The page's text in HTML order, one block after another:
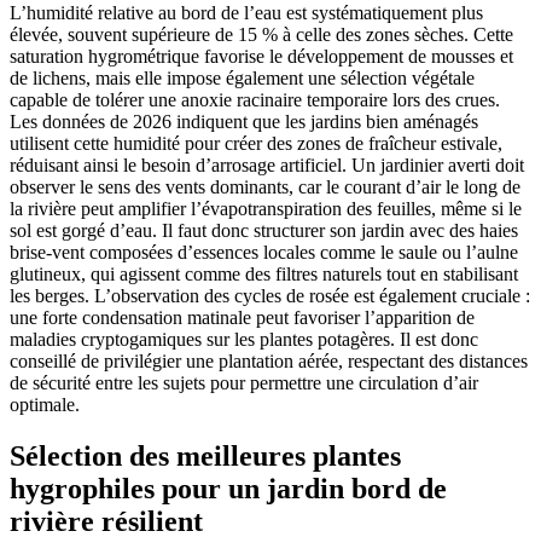
L’humidité relative au bord de l’eau est systématiquement plus
élevée, souvent supérieure de 15 % à celle des zones sèches. Cette
saturation hygrométrique favorise le développement de mousses et
de lichens, mais elle impose également une sélection végétale
capable de tolérer une anoxie racinaire temporaire lors des crues.
Les données de 2026 indiquent que les jardins bien aménagés
utilisent cette humidité pour créer des zones de fraîcheur estivale,
réduisant ainsi le besoin d’arrosage artificiel. Un jardinier averti doit
observer le sens des vents dominants, car le courant d’air le long de
la rivière peut amplifier l’évapotranspiration des feuilles, même si le
sol est gorgé d’eau. Il faut donc structurer son jardin avec des haies
brise-vent composées d’essences locales comme le saule ou l’aulne
glutineux, qui agissent comme des filtres naturels tout en stabilisant
les berges. L’observation des cycles de rosée est également cruciale :
une forte condensation matinale peut favoriser l’apparition de
maladies cryptogamiques sur les plantes potagères. Il est donc
conseillé de privilégier une plantation aérée, respectant des distances
de sécurité entre les sujets pour permettre une circulation d’air
optimale.
Sélection des meilleures plantes
hygrophiles pour un jardin bord de
rivière résilient